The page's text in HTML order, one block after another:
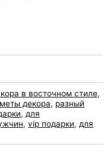
в восточном стиле,
декора, разный
, для
, vip подарки, для